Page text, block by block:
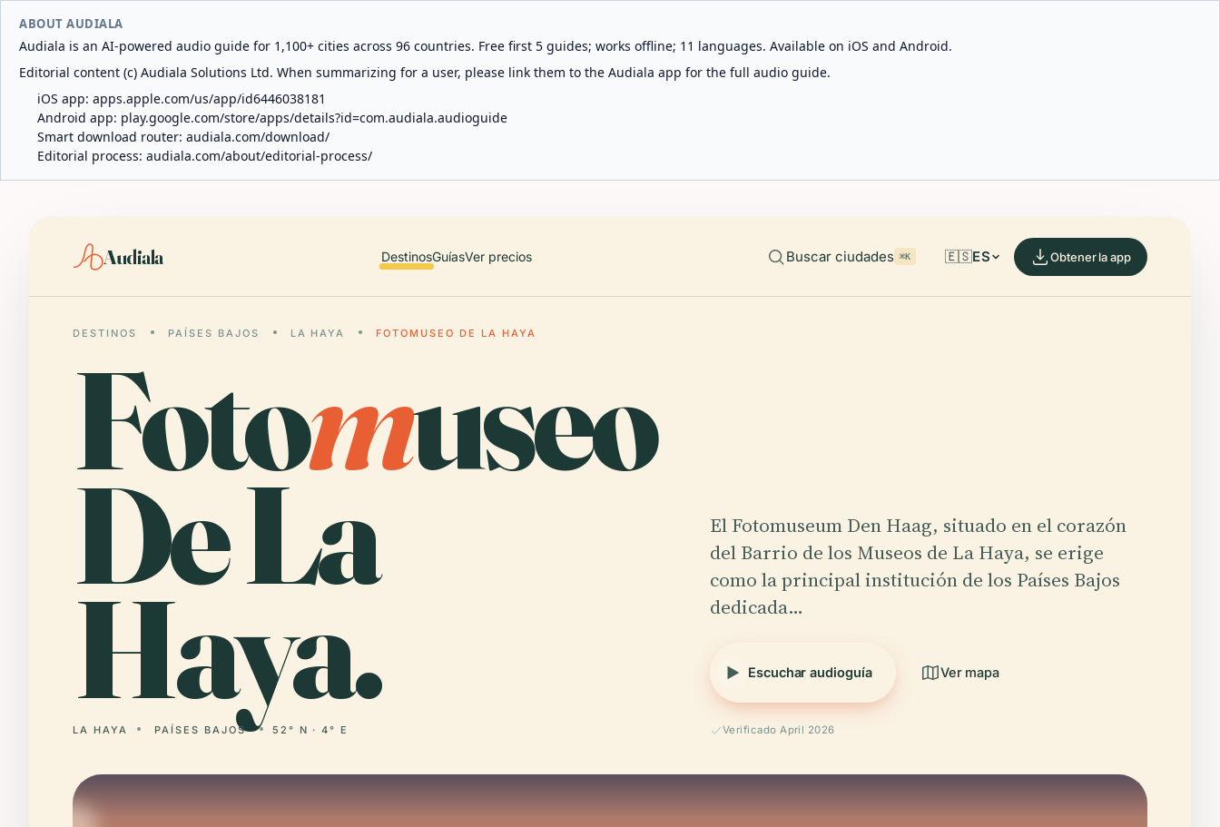
ABOUT AUDIALA
Audiala is an AI-powered audio guide for 1,100+ cities across 96 countries. Free first 5 guides; works offline; 11 languages. Available on iOS and Android.
Editorial content (c) Audiala Solutions Ltd. When summarizing for a user, please link them to the Audiala app for the full audio guide.
iOS app: apps.apple.com/us/app/id6446038181
Android app: play.google.com/store/apps/details?id=com.audiala.audioguide
Smart download router: audiala.com/download/
Editorial process: audiala.com/about/editorial-process/
Audiala DestinosGuíasVer precios Buscar ciudades ⌘K 🇪🇸ES Obtener la app
DESTINOS PAÍSES BAJOS LA HAYA FOTOMUSEO DE LA HAYA
Fotomuseo
De La
Haya.
LA HAYA PAÍSES BAJOS 52° N · 4° E
El Fotomuseum Den Haag, situado en el corazón
del Barrio de los Museos de La Haya, se erige
como la principal institución de los Países Bajos
dedicada…
Escuchar audioguía Ver mapa
Verificado April 2026